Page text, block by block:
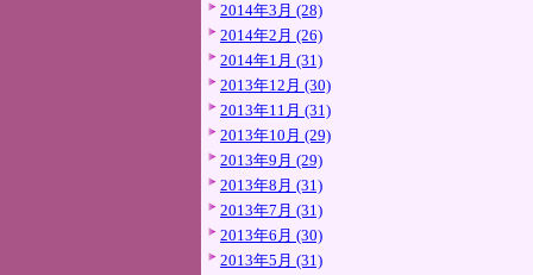
2014年3月 (28)
2014年2月 (26)
2014年1月 (31)
2013年12月 (30)
2013年11月 (31)
2013年10月 (29)
2013年9月 (29)
2013年8月 (31)
2013年7月 (31)
2013年6月 (30)
2013年5月 (31)